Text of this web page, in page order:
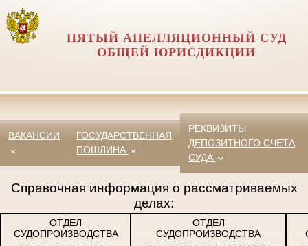
ПЯТЫЙ АПЕЛЛЯЦИОННЫЙ СУД
ОБЩЕЙ ЮРИСДИКЦИИ
ВАКАНСИИ
ГОСУДАРСТВЕННАЯ
ПОШЛИНА
РЕКВИЗИТЫ
ДЕПОЗИТНОГО СЧЕТА
СУДА
Справочная информация о рассматриваемых
делах:
ОТДЕЛ
СУДОПРОИЗВОДСТВА
ОТДЕЛ
СУДОПРОИЗВОДСТВА